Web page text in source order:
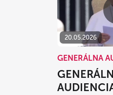
20.05.2026
GENERÁLNA